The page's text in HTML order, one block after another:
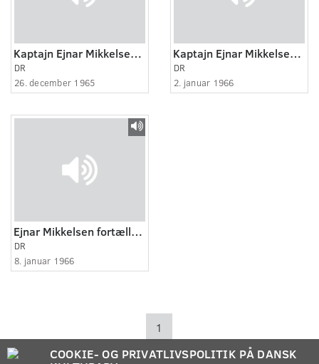
Kaptajn Ejnar Mikkelsen fortæller (1:7)
DR
26. december 1965
Kaptajn Ejnar Mikkelsen fortæller (4:7)
DR
2. januar 1966
Ejnar Mikkelsen fortæller (5:7)
DR
8. januar 1966
1
COOKIE- OG PRIVATLIVSPOLITIK PÅ DANSK